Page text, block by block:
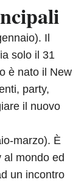
Il
solo il 31
è nato il New
party,
il nuovo
marzo). È
al mondo ed
un incontro